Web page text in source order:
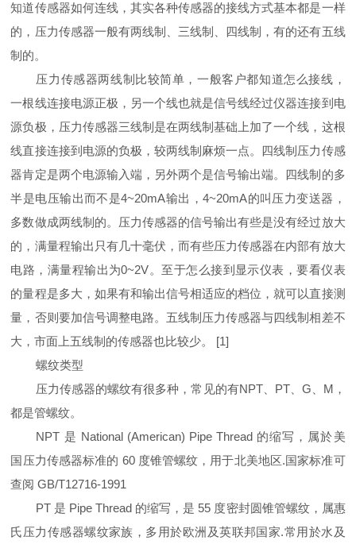
知道传感器如何连线，其实各种传感器的接线方式基本都是一样
的，压力传感器一般有两线制、三线制、四线制，有的还有五线
制的。
压力传感器两线制比较简单，一般客户都知道怎么接线，
一根线连接电源正极，另一个线也就是信号线经过仪器连接到电
源负极 ，压力传感器三线制是在两线制基础上加了一个线，这根
线直接连接到电源的负极，较两线制麻烦一点。四线制压力传感
器肯定是两个电源输入端，另外两个是信号输出端。四线制的多
半是电压输出而不是4~20mA输出，4~20mA的叫压力变送器，
多数做成两线制的。压力传感器的信号输出有些是没有经过放大
的，满量程输出只有几十毫伏，而有些压力传感器在内部有放大
电路，满量程输出为0~2V。至于怎么接到显示仪表，要看仪表
的量程是多大，如果有和输出信号相适应的档位，就可以直接测
量，否则要加信号调整电路。五线制压力传感器与四线制相差不
大，市面上五线制的传感器也比较少。 [1]
螺纹类型
压力传感器的螺纹有很多种，常见的有NPT、PT、G、M，
都是管螺纹。
NPT 是 National (American) Pipe Thread 的缩写，属於美
国压力传感器标准的 60 度锥管螺纹，用于北美地区.国家标准可
查阅 GB/T12716-1991
PT 是 Pipe Thread 的缩写，是 55 度密封圆锥管螺纹，属惠
氏压力传感器螺纹家族，多用於欧洲及英联邦国家.常用於水及